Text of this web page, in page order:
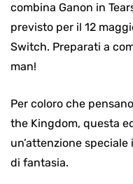
combina Ganon in
previsto per il 12
Switch. Preparati a
man!
Per coloro che
the Kingdom, questa
un’attenzione
di fantasia.